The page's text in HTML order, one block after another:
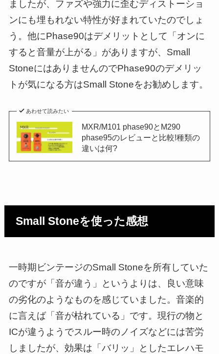
ましたが、ファズや強力に歪むディストーショ
ンにも埋もれない特性が好まれていたのでしょ
う。他にPhase90はデメリットとして「オンに
すると音量が上がる」がありますが、Small
StoneにはありませんのでPhase90のデメリッ
トが気になる方はSmall Stoneをお勧めします。
あわせて読みたい
MXR/M101 phase90とM290
phase95のレビューと比較!種類の
違いは何?
Small Stoneを使った感想
一時期ビンテージのSmall Stoneを所有していた
のですが「音が違う」というよりは、良い意味
の劣化のようなものを感じていました。音楽的
に言えば「音が枯れている」です。現行の物と
ICが違うようでスルー時のノイズなどには苦労
しましたが、効果は「バリッ」としたエレハモ